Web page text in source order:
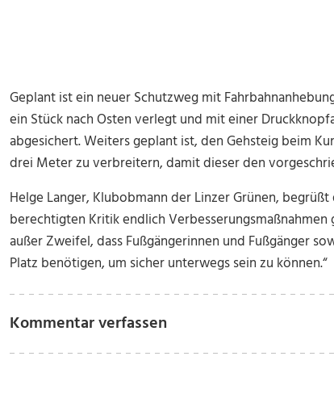
Geplant ist ein neuer Schutzweg mit
ein Stück nach Osten verlegt und mit einer
abgesichert. Weiters geplant ist, den Gehsteig beim
drei Meter zu verbreitern, damit dieser den
Helge Langer, Klubobmann der Linzer Grünen, begrüßt
berechtigten Kritik endlich
außer Zweifel, dass Fußgängerinnen und Fußgänger
Platz benötigen, um sicher unterwegs sein zu können.“
Kommentar verfassen